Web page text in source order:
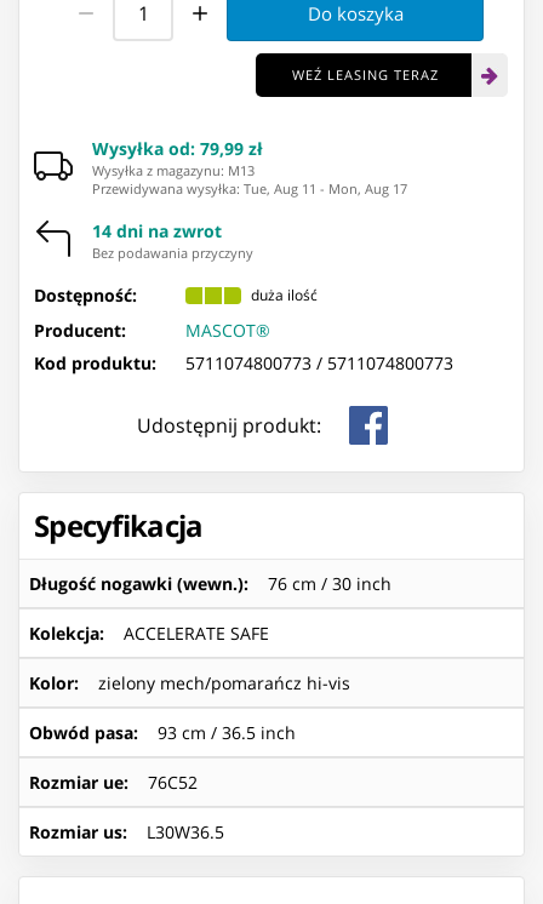
Do koszyka
WEŹ LEASING TERAZ
Wysyłka od: 79,99 zł
Wysyłka z magazynu: ⁨M13⁩
Przewidywana wysyłka: Tue, Aug 11 - Mon, Aug 17
14 dni na zwrot
Bez podawania przyczyny
Dostępność: duża ilość
Producent:
MASCOT®
Kod produktu:
5711074800773 / 5711074800773
Udostępnij produkt:
Specyfikacja
Długość nogawki (wewn.): 76 cm / 30 inch
Kolekcja: ACCELERATE SAFE
Kolor: zielony mech/pomarańcz hi-vis
Obwód pasa: 93 cm / 36.5 inch
Rozmiar ue: 76C52
Rozmiar us: L30W36.5